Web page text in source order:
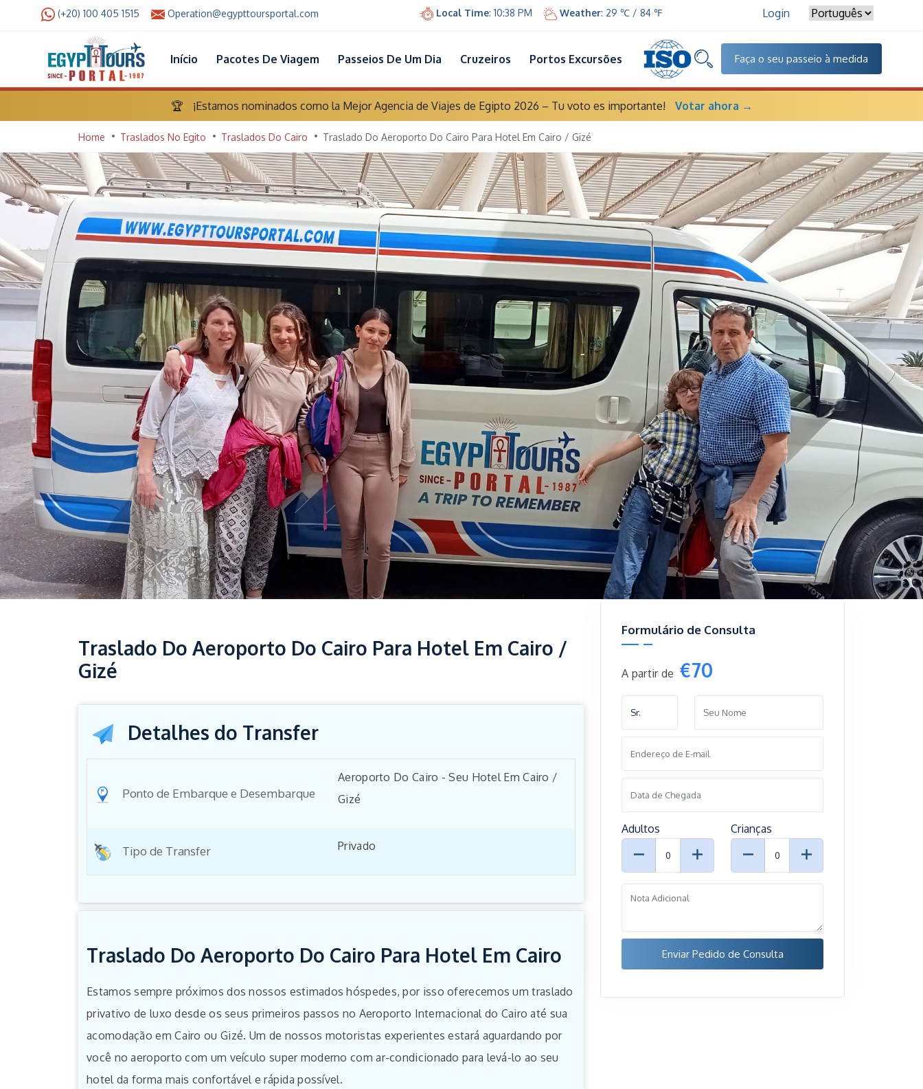
(+20) 100 405 1515 Operation@egypttoursportal.com Local Time: 10:38 PM Weather: 29 ℃ / 84 ℉ Login
Início Pacotes De Viagem Passeios De Um Dia Cruzeiros Portos Excursões Faça o seu passeio à medida
🏆 ¡Estamos nominados como la Mejor Agencia de Viajes de Egipto 2026 – Tu voto es importante! Votar ahora →
Home Traslados No Egito Traslados Do Cairo Traslado Do Aeroporto Do Cairo Para Hotel Em Cairo / Gizé
Traslado Do Aeroporto Do Cairo Para Hotel Em Cairo /
Gizé
Detalhes do Transfer
Ponto de Embarque e Desembarque
Aeroporto Do Cairo - Seu Hotel Em Cairo /
Gizé
Tipo de Transfer Privado
Traslado Do Aeroporto Do Cairo Para Hotel Em Cairo
Estamos sempre próximos dos nossos estimados hóspedes, por isso oferecemos um traslado
privativo de luxo desde os seus primeiros passos no Aeroporto Internacional do Cairo até sua
acomodação em Cairo ou Gizé. Um de nossos motoristas experientes estará aguardando por
você no aeroporto com um veículo super moderno com ar-condicionado para levá-lo ao seu
hotel da forma mais confortável e rápida possível.
Formulário de Consulta
A partir de €70
Adultos Crianças